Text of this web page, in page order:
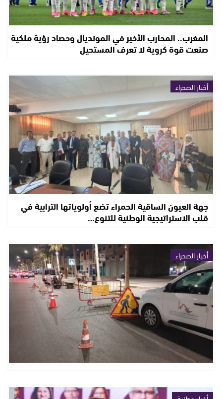
المغرب.. المحارب الأخير في المونديال وحصاد رؤية ملكية
صنعت قوة كروية لا تعرف المستحيل
أخبار الصحراء
جهة العيون الساقية الحمراء تضع أولوياتها الترابية في
قلب الاستراتيجية الوطنية للتنوع…
أخبار الصحراء